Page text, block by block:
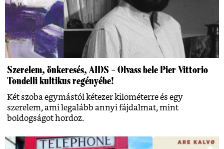
Szerelem, önkeresés, AIDS – Olvass bele Pier Vittorio
Tondelli kultikus regényébe!
Két szoba egymástól kétezer kilométerre és egy
szerelem, ami legalább annyi fájdalmat, mint
boldogságot hordoz.